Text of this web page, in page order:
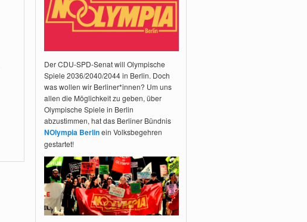
Der CDU-SPD-Senat will Olympische
Spiele 2036/2040/2044 in Berlin. Doch
was wollen wir Berliner*innen? Um uns
allen die Möglichkeit zu geben, über
Olympische Spiele in Berlin
abzustimmen, hat das Berliner Bündnis
NOlympia Berlinein Volksbegehren
gestartet!